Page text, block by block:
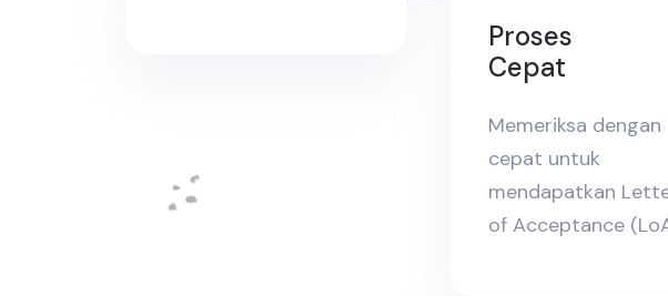
Proses
Cepat
Memeriksa dengan
cepat untuk
mendapatkan
of Acceptance